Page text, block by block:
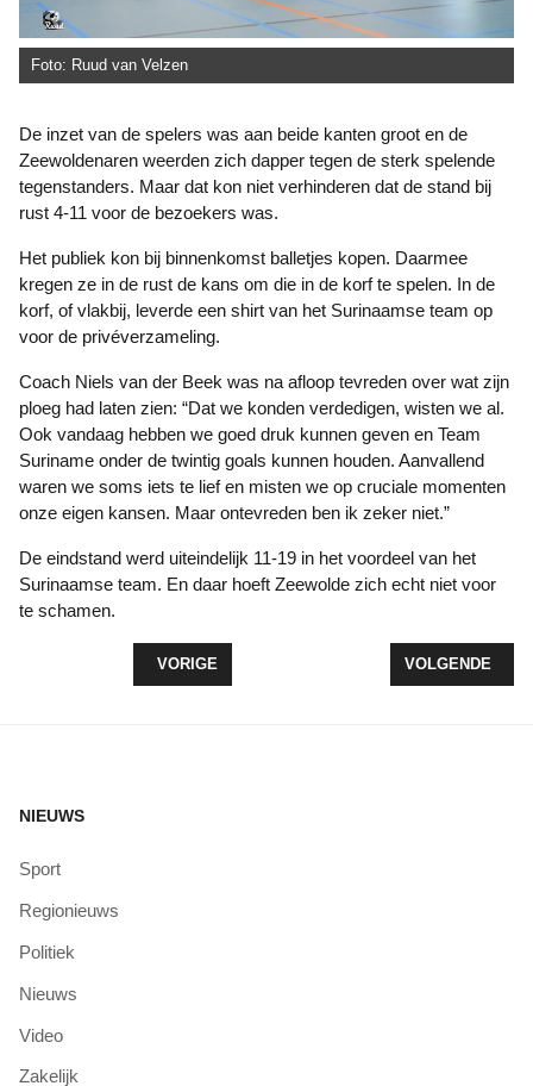
Foto: Ruud van Velzen
De inzet van de spelers was aan beide kanten groot en de
Zeewoldenaren weerden zich dapper tegen de sterk spelende
tegenstanders. Maar dat kon niet verhinderen dat de stand bij
rust 4-11 voor de bezoekers was.
Het publiek kon bij binnenkomst balletjes kopen. Daarmee
kregen ze in de rust de kans om die in de korf te spelen. In de
korf, of vlakbij, leverde een shirt van het Surinaamse team op
voor de privéverzameling.
Coach Niels van der Beek was na afloop tevreden over wat zijn
ploeg had laten zien: “Dat we konden verdedigen, wisten we al.
Ook vandaag hebben we goed druk kunnen geven en Team
Suriname onder de twintig goals kunnen houden. Aanvallend
waren we soms iets te lief en misten we op cruciale momenten
onze eigen kansen. Maar ontevreden ben ik zeker niet.”
De eindstand werd uiteindelijk 11-19 in het voordeel van het
Surinaamse team. En daar hoeft Zeewolde zich echt niet voor
te schamen.
VORIG ARTIKEL: TITELDUEL WACHT VOOR HC
VORIGE VOLGENDE
VOLGENDE
NIEUWS
Sport
Regionieuws
Politiek
Nieuws
Video
Zakelijk